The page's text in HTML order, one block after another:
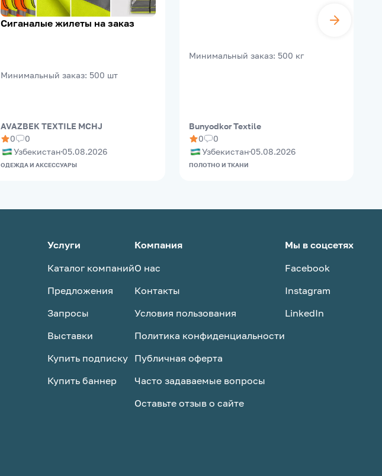
Сиганалые жилеты на заказ
Минимальный заказ: 500 шт
AVAZBEK TEXTILE MCHJ
0
0
Узбекистан 05.08.2026
ОДЕЖДА И АКСЕССУАРЫ
Минимальный заказ: 500 кг
Bunyodkor Textile
0
0
Узбекистан 05.08.2026
ПОЛОТНО И ТКАНИ
Услуги
Каталог компаний
Предложения
Запросы
Выставки
Купить подписку
Купить баннер
Компания
О нас
Контакты
Условия пользования
Политика конфиденциальности
Публичная оферта
Часто задаваемые вопросы
Оставьте отзыв о сайте
Мы в соцсетях
Facebook
Instagram
LinkedIn